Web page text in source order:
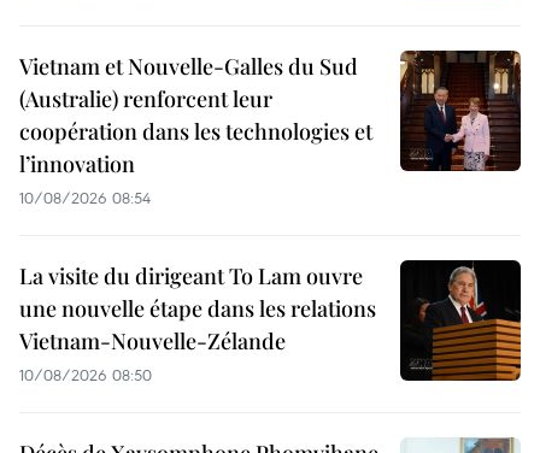
Vietnam et Nouvelle-Galles du Sud
(Australie) renforcent leur
coopération dans les technologies et
l’innovation
10/08/2026 08:54
La visite du dirigeant To Lam ouvre
une nouvelle étape dans les relations
Vietnam-Nouvelle-Zélande
10/08/2026 08:50